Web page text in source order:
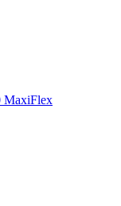
MaxiFlex